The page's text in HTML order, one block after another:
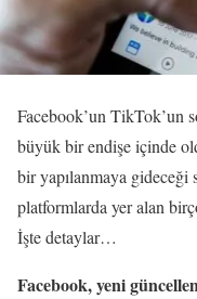
Facebook’un TikTok’un
büyük bir endişe içinde
bir yapılanmaya
platformlarda yer alan
İşte detaylar…
Facebook, yeni